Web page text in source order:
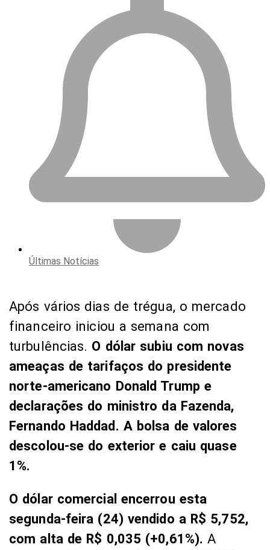
Últimas Notícias
Após vários dias de trégua, o mercado
financeiro iniciou a semana com
turbulências. O dólar subiu com novas
ameaças de tarifaços do presidente
norte-americano Donald Trump e
declarações do ministro da Fazenda,
Fernando Haddad. A bolsa de valores
descolou-se do exterior e caiu quase
1%.
O dólar comercial encerrou esta
segunda-feira (24) vendido a R$ 5,752,
com alta de R$ 0,035 (+0,61%). A